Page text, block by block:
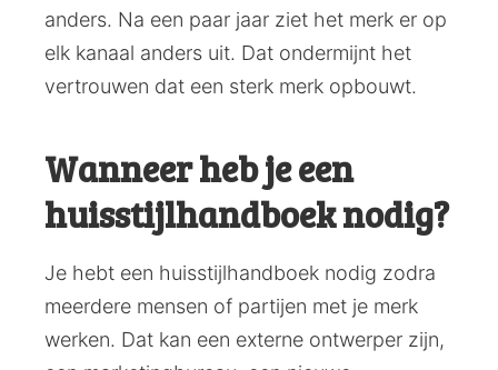
anders. Na een paar jaar ziet het merk er op
elk kanaal anders uit. Dat ondermijnt het
vertrouwen dat een sterk merk opbouwt.
Wanneer heb je een
huisstijlhandboek nodig?
Je hebt een huisstijlhandboek nodig zodra
meerdere mensen of partijen met je merk
werken. Dat kan een externe ontwerper zijn,